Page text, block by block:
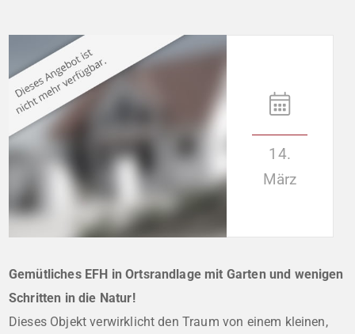
14.
März
Gemütliches EFH in Ortsrandlage mit Garten und wenigen
Schritten in die Natur!
Dieses Objekt verwirklicht den Traum von einem kleinen,